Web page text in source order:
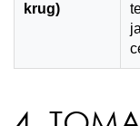
krug)